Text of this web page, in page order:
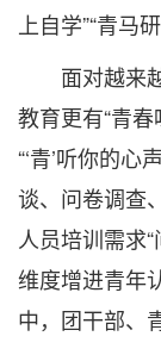
上自学”“青马
面对越来越
教育更有“青
“‘青’听你的
谈、问卷调查
人员培训需求
维度增进青年
中，团干部、